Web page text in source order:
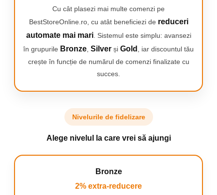
Pentru toate
produsele noastre
ce beneficiaza de
Tehnologia
Effiwatts, inginerii
Rowenta sunt
performanta unui
consum de 2.8 ori
*performante
unui produs cu
Cu cât plasezi mai multe comenzi pe
BestStoreOnline.ro, cu atât beneficiezi de reduceri
automate mai mari. Sistemul este simplu: avansezi
în grupurile Bronze Silver și Gold
, iar discountul tău
crește în funcție de numărul de comenzi finalizate cu
succes.
Nivelurile de fidelizare
Alege nivelul la care vrei să ajungi
Bronze
2% extra-reducere